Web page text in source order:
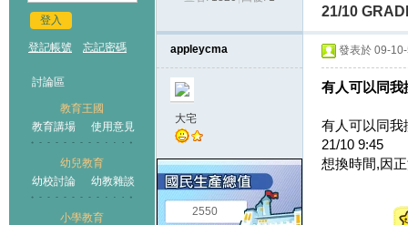
登入
登記帳號 忘記密碼
討論區
教育王國
教育講場
使用意見
幼兒教育
幼校討論
幼教雜談
小學教育
王國
› 21/10
appleycma
大宅
2550
發表於 09-
有人可以同
有人可以同我
21/10 9:45
想換時間,因